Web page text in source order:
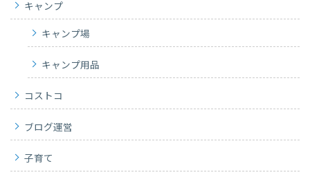
キャンプ
キャンプ場
キャンプ用品
コストコ
ブログ運営
子育て